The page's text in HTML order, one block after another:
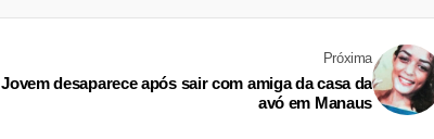
Próxima
Jovem desaparece após sair com amiga da casa da
avó em Manaus